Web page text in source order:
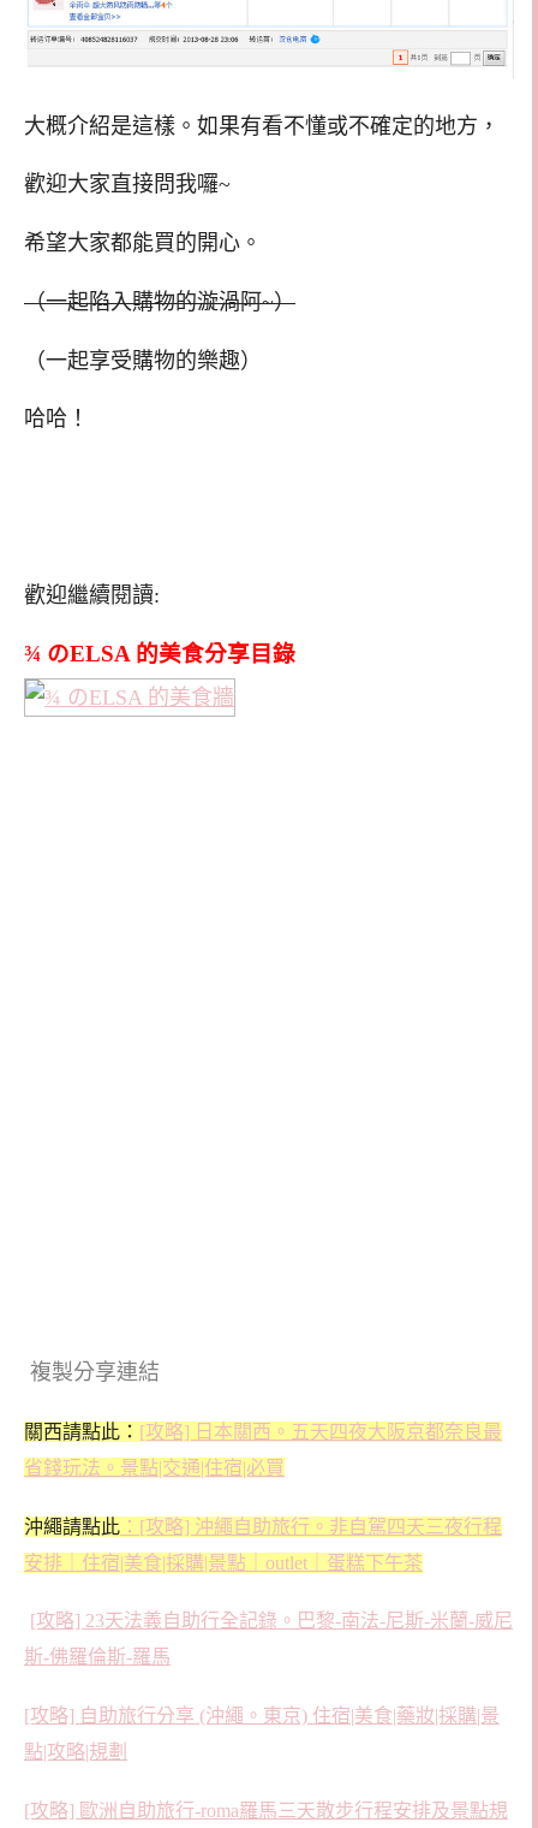
大概介紹是這樣。如果有看不懂或不確定的地方，
歡迎大家直接問我囉~
希望大家都能買的開心。
（一起陷入購物的漩渦阿~）
（一起享受購物的樂趣）
哈哈！
歡迎繼續閱讀:
¾ のELSA 的美食分享目錄
複製分享連結
關西請點此： [攻略] 日本關西。五天四夜大阪京都奈良最
省錢玩法。景點|交通|住宿|必買
沖繩請點此 ：[攻略] 沖繩自助旅行。非自駕四天三夜行程
安排｜住宿|美食|採購|景點｜outlet｜蛋糕下午茶
[攻略] 23天法義自助行全記錄。巴黎-南法-尼斯-米蘭-威尼
斯-佛羅倫斯-羅馬
[攻略] 自助旅行分享 (沖繩。東京) 住宿|美食|藥妝|採購|景
點|攻略|規劃
[攻略] 歐洲自助旅行-roma羅馬三天散步行程安排及景點規